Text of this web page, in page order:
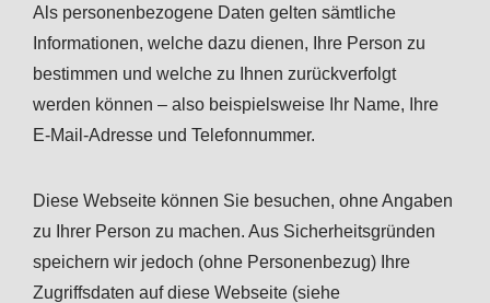
Als personenbezogene Daten gelten sämtliche
Informationen, welche dazu dienen, Ihre Person zu
bestimmen und welche zu Ihnen zurückverfolgt
werden können – also beispielsweise Ihr Name, Ihre
E-Mail-Adresse und Telefonnummer.
Diese Webseite können Sie besuchen, ohne Angaben
zu Ihrer Person zu machen. Aus Sicherheitsgründen
speichern wir jedoch (ohne Personenbezug) Ihre
Zugriffsdaten auf diese Webseite (siehe